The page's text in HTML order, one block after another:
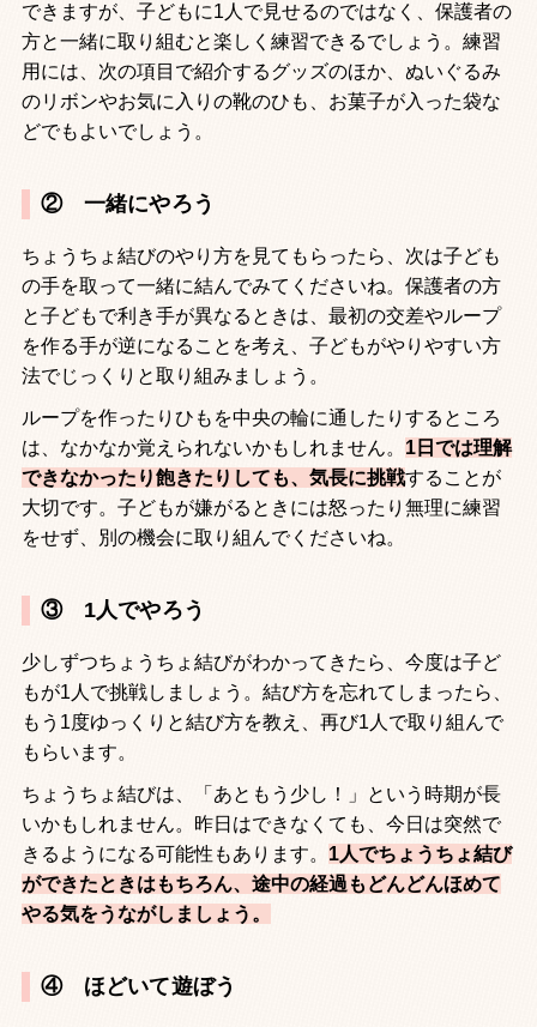
できますが、子どもに1 人で見せるのではなく、保護者の
方と一緒に取り組むと楽しく練習できるでしょう。練習
用には、次の項目で紹介するグッズのほか、ぬいぐるみ
のリボンやお気に入りの靴のひも、お菓子が入った袋な
どでもよいでしょう。
② 一緒にやろう
ちょうちょ結びのやり方を見てもらったら、次は子ども
の手を取って一緒に結んでみてくださいね。保護者の方
と子どもで利き手が異なるときは、最初の交差やループ
を作る手が逆になることを考え、子どもがやりやすい方
法でじっくりと取り組みましょう。
ループを作ったりひもを中央の輪に通したりするところ
は、なかなか覚えられないかもしれません。 1日では理解
できなかったり飽きたりしても、気長に挑戦することが
大切です。子どもが嫌がるときには怒ったり無理に練習
をせず、別の機会に取り組んでくださいね。
③ 1人でやろう
少しずつちょうちょ結びがわかってきたら、今度は子ど
もが1 人で挑戦しましょう。結び方を忘れてしまったら、
もう 1度ゆっくりと結び方を教え、再び1 人で取り組んで
もらいます。
ちょうちょ結びは、「あともう少し！」という時期が長
いかもしれません。昨日はできなくても、今日は突然で
きるようになる可能性もあります。 1人でちょうちょ結び
ができたときはもちろん、途中の経過もどんどんほめて
やる気をうながしましょう。
④ ほどいて遊ぼう